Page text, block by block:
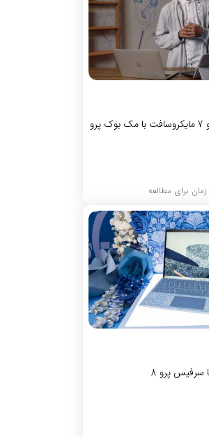
مقایسه بین سرفیس پرو 7 مایکروسافت با مک بوک پرو